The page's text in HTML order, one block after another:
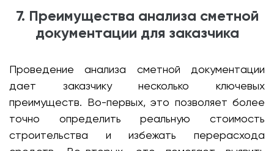
7. Преимущества анализа сметной
документации для заказчика
Проведение анализа сметной документации
дает заказчику несколько ключевых
преимуществ. Во-первых, это позволяет более
точно определить реальную стоимость
строительства и избежать перерасхода